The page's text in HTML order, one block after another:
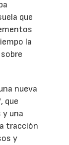
que
la
nueva
que
una
tracción
y